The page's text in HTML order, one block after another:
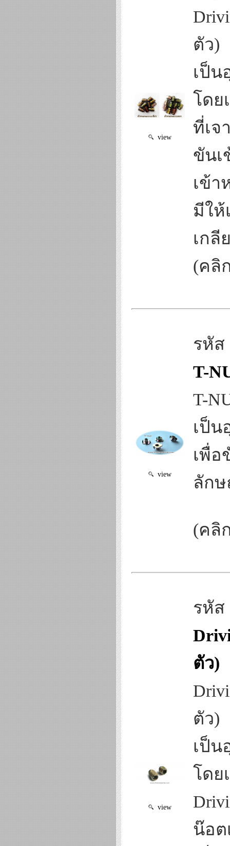
view
ตัว)
เป็น
โดย
ที่เจ
ขันเ
เข้า
มีให้
เกลี
(คลิ
view
รหัส
T-
T-
เป็
เพื่อ
ลักษ
(คลิ
view
รหัส
ตัว)
ตัว)
เป็น
โดย
น๊อต